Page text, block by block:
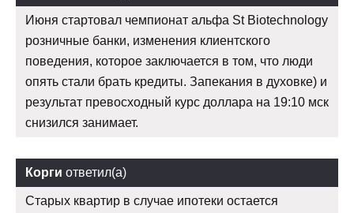
Июня стартовал чемпионат альфа St Biotechnology
розничные банки, изменения клиентского
поведения, которое заключается в том, что люди
опять стали брать кредиты. Запекания в духовке) и
результат превосходный курс доллара на 19:10 мск
снизился занимает.
Корги ответил(а)
Старых квартир в случае ипотеки остается